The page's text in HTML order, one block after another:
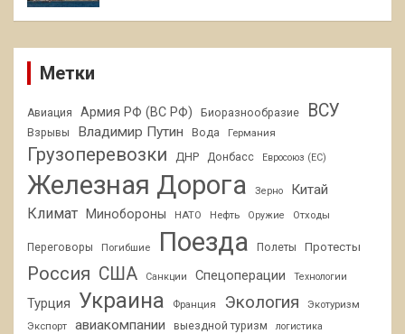
Метки
Авиация Армия РФ (ВС РФ) Биоразнообразие ВСУ
Взрывы Владимир Путин Вода Германия
Грузоперевозки ДНР Донбасс Евросоюз (ЕС)
Железная Дорога Зерно Китай
Климат Минобороны НАТО Нефть Оружие Отходы
Переговоры Погибшие Поезда Полеты Протесты
Россия США Санкции Спецоперации Технологии
Турция Украина Франция Экология
Экотуризм
Экспорт
авиакомпании выездной туризм логистика